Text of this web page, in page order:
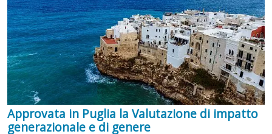
Approvata in Puglia la Valutazione di impatto
generazionale e di genere